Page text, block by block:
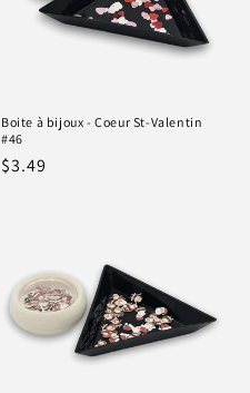
Boite à bijoux - Coeur St-Valentin
#46
Prix
$3.49